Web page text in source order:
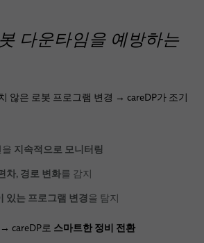
다운타임을 예방하는
않은 로봇 프로그램 변경 → careDP가 조기
지속적으로 모니터링
차, 경로 변화를 감지
있는 프로그램 변경을 탐지
careDP로 스마트한 정비 전환